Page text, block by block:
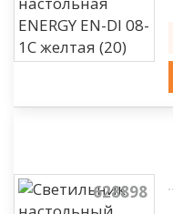
628898